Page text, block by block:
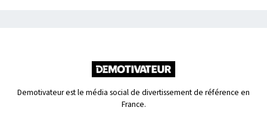
Demotivateur est le média social de divertissement de référence en
France.